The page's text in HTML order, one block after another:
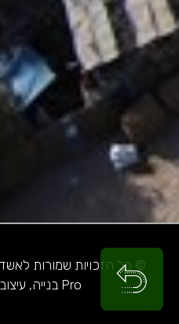
Pro בנייה, עיצוב וקידום אתרים